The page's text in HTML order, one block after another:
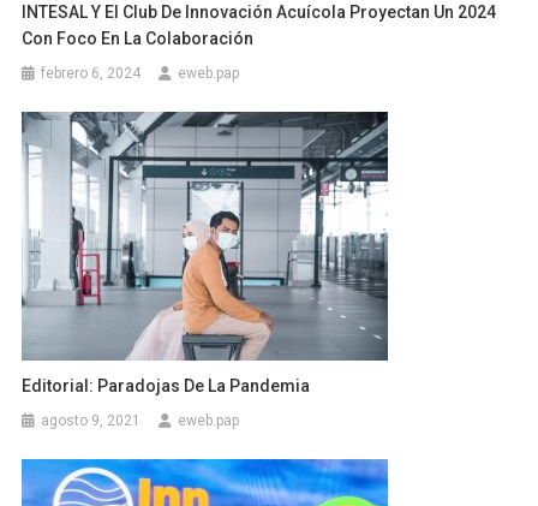
INTESAL Y El Club De Innovación Acuícola Proyectan Un 2024
Con Foco En La Colaboración
febrero 6, 2024 eweb.pap
Editorial: Paradojas De La Pandemia
agosto 9, 2021 eweb.pap